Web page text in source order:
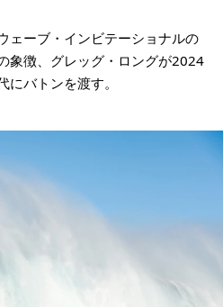
ェーブ・インビテーショナルの
象徴、グレッグ・ロングが2024
バトンを渡す。